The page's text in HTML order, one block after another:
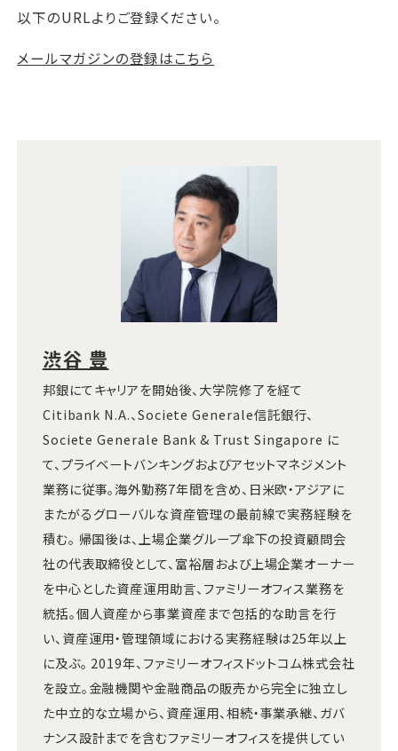
以下のURLよりご登録ください。
メールマガジンの登録はこちら
渋谷 豊
邦銀にてキャリアを開始後、大学院修了を経て
Citibank N.A.、Societe Generale信託銀行、
Societe Generale Bank & Trust Singapore に
て、プライベートバンキングおよびアセットマネジメント
業務に従事。海外勤務7年間を含め、日米欧・アジアに
またがるグローバルな資産管理の最前線で実務経験を
積む。 帰国後は、上場企業グループ傘下の投資顧問会
社の代表取締役として、富裕層および上場企業オーナー
を中心とした資産運用助言、ファミリーオフィス業務を
統括。個人資産から事業資産まで包括的な助言を行
い、資産運用・管理領域における実務経験は25年以上
に及ぶ。 2019年、ファミリーオフィスドットコム株式会社
を設立。金融機関や金融商品の販売から完全に独立し
た中立的な立場から、資産運用、相続・事業承継、ガバ
ナンス設計までを含むファミリーオフィスを提供してい